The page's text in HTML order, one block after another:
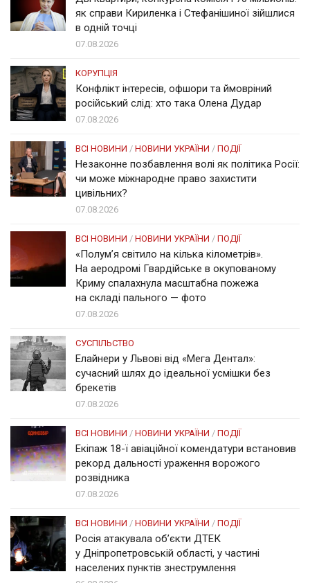
як справи Кириленка і Стефанішиної зійшлися
в одній точці
07.08.2026
КОРУПЦІЯ
Конфлікт інтересів, офшори та ймовріний
російський слід: хто така Олена Дудар
07.08.2026
ВСІ НОВИНИ / НОВИНИ УКРАЇНИ / ПОДІЇ
Незаконне позбавлення волі як політика Росії:
чи може міжнародне право захистити
цивільних?
07.08.2026
ВСІ НОВИНИ / НОВИНИ УКРАЇНИ / ПОДІЇ
«Полум’я світило на кілька кілометрів».
На аеродромі Гвардійське в окупованому
Криму спалахнула масштабна пожежа
на складі пального — фото
07.08.2026
СУСПІЛЬСТВО
Елайнери у Львові від «Мега Дентал»:
сучасний шлях до ідеальної усмішки без
брекетів
07.08.2026
ВСІ НОВИНИ / НОВИНИ УКРАЇНИ / ПОДІЇ
Екіпаж 18-ї авіаційної комендатури встановив
рекорд дальності ураження ворожого
розвідника
07.08.2026
ВСІ НОВИНИ / НОВИНИ УКРАЇНИ / ПОДІЇ
Росія атакувала об’єкти ДТЕК
у Дніпропетровській області, у частині
населених пунктів знеструмлення